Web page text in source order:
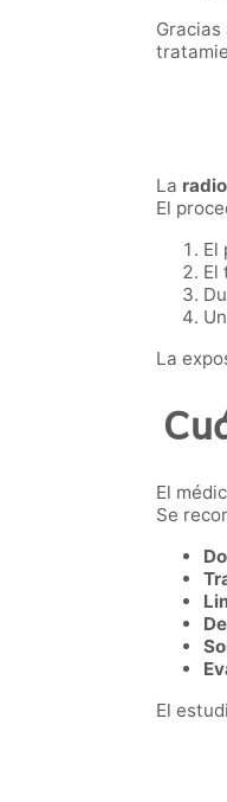
La
El
El
El
La
El
Se
El